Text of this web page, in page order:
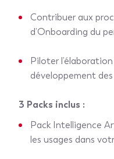
Contribuer aux
d’Onboarding du
Piloter
développement
3 Packs inclus :
Pack Intelligence
les usages dans